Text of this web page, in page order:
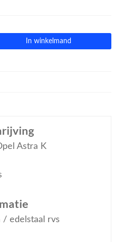
In winkelmand
Astra K
/ edelstaal rvs